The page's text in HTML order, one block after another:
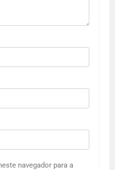
navegador para a